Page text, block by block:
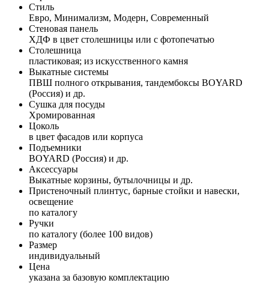
Стиль
Евро, Минимализм, Модерн, Современный
Стеновая панель
ХДФ в цвет столешницы или с фотопечатью
Столешница
пластиковая; из искусственного камня
Выкатные системы
ПВШ полного открывания, тандембоксы BOYARD
(Россия) и др.
Сушка для посуды
Хромированная
Цоколь
в цвет фасадов или корпуса
Подъемники
BOYARD (Россия) и др.
Аксессуары
Выкатные корзины, бутылочницы и др.
Пристеночный плинтус, барные стойки и навески,
освещение
по каталогу
Ручки
по каталогу (более 100 видов)
Размер
индивидуальный
Цена
указана за базовую комплектацию